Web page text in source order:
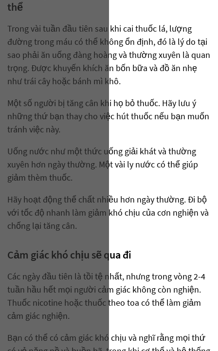
thể
Trong vài tuần đầu tiên sau khi cai thuốc lá, lượng
đường trong máu có thể không ổn định, đó là lý do tại
sao phải ăn uống đàng hoàng và thường xuyên là quan
trọng. Được khuyến khích ăn bốn bữa và đồ ăn nhẹ
như trái cây hoặc bánh mì khô.
Một số người bị tăng cân khi họ bỏ thuốc. Hãy lưu ý
những thứ bạn thay cho việc hút thuốc nếu bạn muốn
tránh việc này.
Uống nước như một thức uống giải khát và thường
xuyên hơn ngày thường. Một vài ly nước có thể giúp
giảm thèm thuốc.
Hãy hoạt động thể chất nhiều hơn ngày thường. Đi bộ
với tốc độ nhanh làm giảm khó chịu của cơn nghiện và
chống lại tăng cân.
Cảm giác khó chịu sẽ qua đi
Các ngày đầu tiên là tồi tệ nhất, nhưng trong vòng 2-4
tuần hầu hết mọi người cảm giác không còn nghiện.
Thuốc nicotine hoặc thuốc theo toa có thể làm giảm
cảm giác nghiện.
Bạn có thể có cảm giác khó chịu và nghĩ rằng mọi thứ